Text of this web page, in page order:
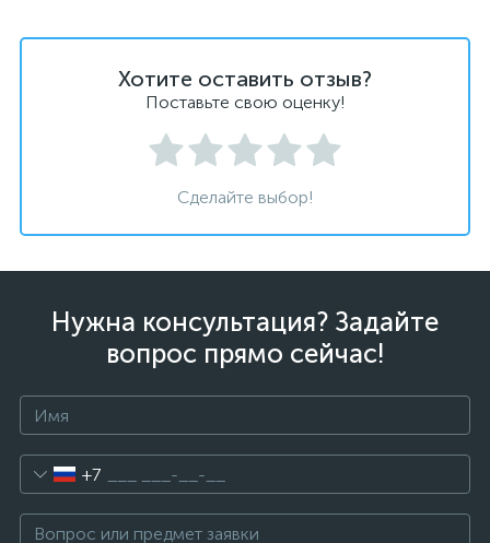
Хотите оставить отзыв?
Поставьте свою оценку!
Сделайте выбор!
Нужна консультация? Задайте
вопрос прямо сейчас!
+7